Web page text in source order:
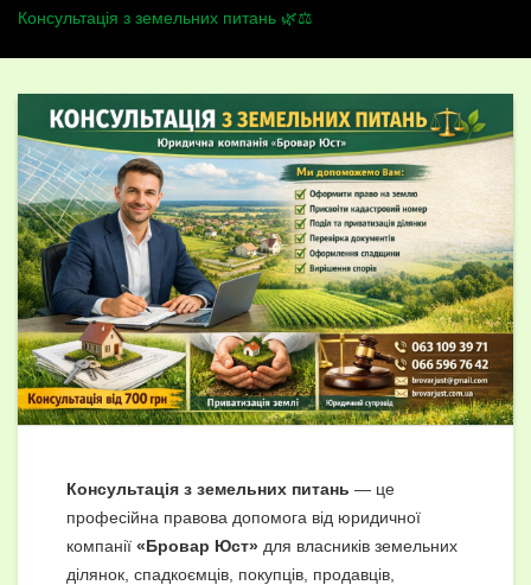
Консультація з земельних питань 🌿⚖️
Консультація з земельних питань — це
професійна правова допомога від юридичної
компанії «Бровар Юст» для власників земельних
ділянок, спадкоємців, покупців, продавців,